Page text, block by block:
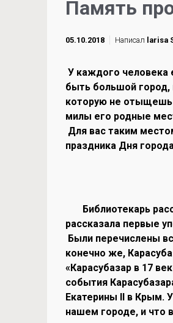
Память
05.10.2018 Написал larisa
У каждого человека
быть большой город,
которую не отыщешь
милы его родные
Для вас таким
праздника Дня
Библиотекарь
рассказала первые
Были перечислены
конечно же,
«Карасубазар в 17
события
Екатерины II в Крым.
нашем городе, и что